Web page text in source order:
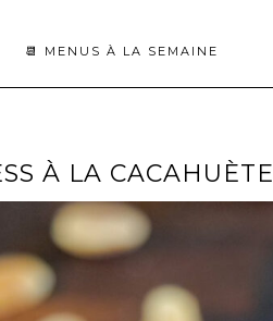
📆 MENUS À LA SEMAINE
À LA CACAHUÈTE